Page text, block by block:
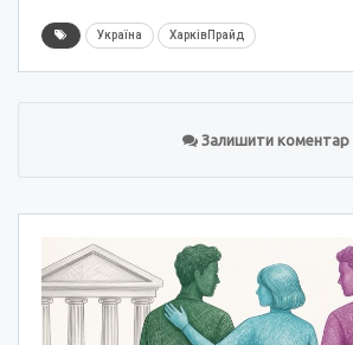
Україна ХарківПрайд
Залишити коментар